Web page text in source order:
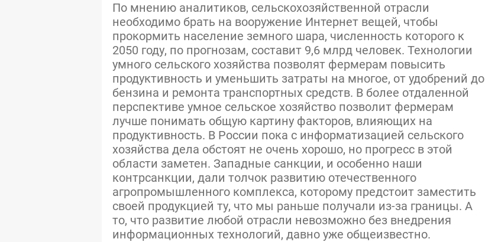
По мнению аналитиков, сельскохозяйственной отрасли
необходимо брать на вооружение Интернет вещей, чтобы
прокормить население земного шара, численность которого к
2050 году, по прогнозам, составит 9,6 млрд человек. Технологии
умного сельского хозяйства позволят фермерам повысить
продуктивность и уменьшить затраты на многое, от удобрений до
бензина и ремонта транспортных средств. В более отдаленной
перспективе умное сельское хозяйство позволит фермерам
лучше понимать общую картину факторов, влияющих на
продуктивность. В России пока с информатизацией сельского
хозяйства дела обстоят не очень хорошо, но прогресс в этой
области заметен. Западные санкции, и особенно наши
контрсанкции, дали толчок развитию отечественного
агропромышленного комплекса, которому предстоит заместить
своей продукцией ту, что мы раньше получали из-за границы. А
то, что развитие любой отрасли невозможно без внедрения
информационных технологий, давно уже общеизвестно.